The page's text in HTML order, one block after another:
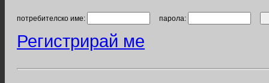
потребителско име: парола:
Регистрирай ме